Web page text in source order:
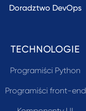
Doradztwo DevOps
TECHNOLOGIE
Programiści Python
Programiści front-end